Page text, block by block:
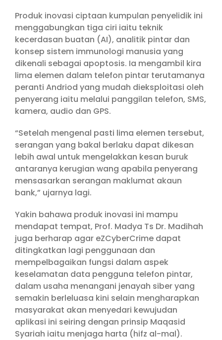
Produk inovasi ciptaan kumpulan penyelidik ini
menggabungkan tiga ciri iaitu teknik
kecerdasan buatan (AI), analitik pintar dan
konsep sistem immunologi manusia yang
dikenali sebagai apoptosis. Ia mengambil kira
lima elemen dalam telefon pintar terutamanya
peranti Andriod yang mudah dieksploitasi oleh
penyerang iaitu melalui panggilan telefon, SMS,
kamera, audio dan GPS.
“Setelah mengenal pasti lima elemen tersebut,
serangan yang bakal berlaku dapat dikesan
lebih awal untuk mengelakkan kesan buruk
antaranya kerugian wang apabila penyerang
mensasarkan serangan maklumat akaun
bank,” ujarnya lagi.
Yakin bahawa produk inovasi ini mampu
mendapat tempat, Prof. Madya Ts Dr. Madihah
juga berharap agar eZCyberCrime dapat
ditingkatkan lagi penggunaan dan
mempelbagaikan fungsi dalam aspek
keselamatan data pengguna telefon pintar,
dalam usaha menangani jenayah siber yang
semakin berleluasa kini selain mengharapkan
masyarakat akan menyedari kewujudan
aplikasi ini seiring dengan prinsip Maqasid
Syariah iaitu menjaga harta (hifz al-mal).